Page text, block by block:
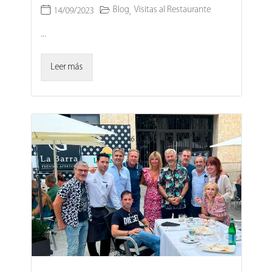
14/09/2023 Blog, Visitas al Restaurante
...
Leer más